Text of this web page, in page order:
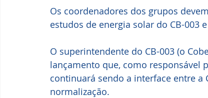
Os coordenadores dos grupos
estudos de energia solar do CB-003 e
O superintendente do CB-003 (o
lançamento que, como responsável
continuará sendo a interface entre a
normalização.